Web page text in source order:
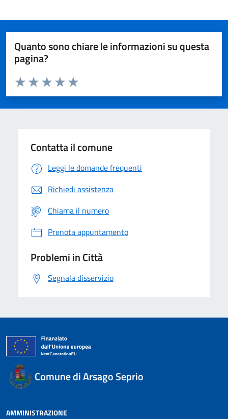
Quanto sono chiare le informazioni su questa
pagina?
Domanda
Valuta da 1 a 5 stelle la pagina
Valuta 5 stelle su 5
Valuta 4 stelle su 5
Valuta 3 stelle su 5
Valuta 2 stelle su 5
Valuta 1 stelle su 5
Contatta il comune
Leggi le domande frequenti
Richiedi assistenza
Chiama il numero
Prenota appuntamento
Problemi in Città
Segnala disservizio
Comune di Arsago Seprio
AMMINISTRAZIONE